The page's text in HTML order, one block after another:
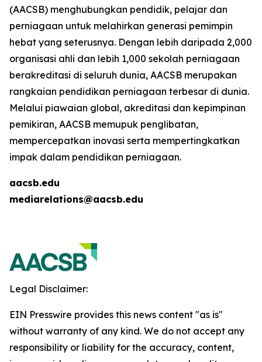
(AACSB) menghubungkan pendidik, pelajar dan
perniagaan untuk melahirkan generasi pemimpin
hebat yang seterusnya. Dengan lebih daripada 2,000
organisasi ahli dan lebih 1,000 sekolah perniagaan
berakreditasi di seluruh dunia, AACSB merupakan
rangkaian pendidikan perniagaan terbesar di dunia.
Melalui piawaian global, akreditasi dan kepimpinan
pemikiran, AACSB memupuk penglibatan,
mempercepatkan inovasi serta mempertingkatkan
impak dalam pendidikan perniagaan.
aacsb.edu
mediarelations@aacsb.edu
Legal Disclaimer:
EIN Presswire provides this news content "as is"
without warranty of any kind. We do not accept any
responsibility or liability for the accuracy, content,